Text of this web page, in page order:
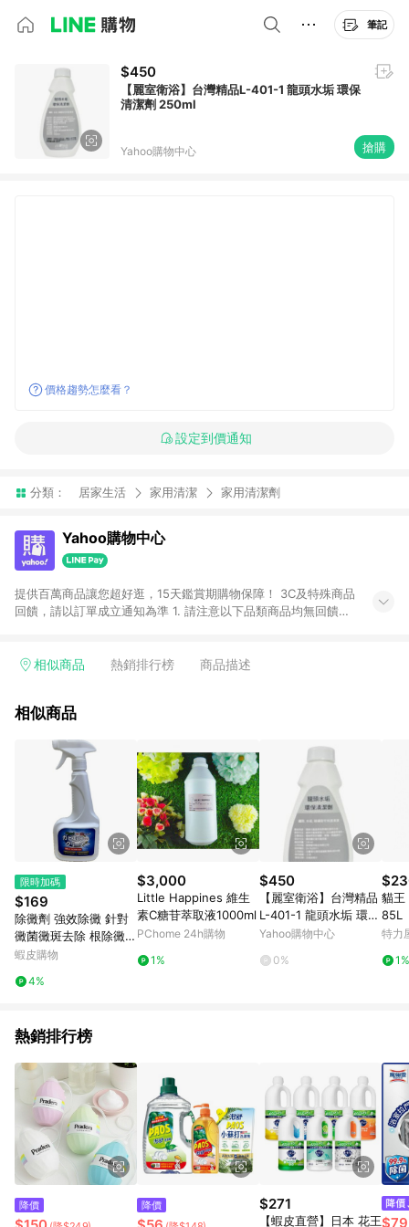
筆記
$450
【麗室衛浴】台灣精品L-401-1 龍頭水垢 環保
清潔劑 250ml
Yahoo購物中心 搶購
價格趨勢怎麼看？
設定到價通知
分類： 居家生活 家用清潔 家用清潔劑
Yahoo購物中心
提供百萬商品讓您超好逛，15天鑑賞期購物保障！ 3C及特殊商品
回饋，請以訂單成立通知為準 1. 請注意以下品類商品均無回饋：
電玩/遊戲/相機/單眼/鏡頭/拍立得 [2024/6/1起適用] -內接硬
的購回饋活動享Yahoo超贈點回饋者 - 購物中心商店之商品：商
3. 訂單回饋金額將扣除運費/購物金/超贈點/福利金/紅利折抵/折
價券等虛擬貨幣折抵 4. 大宗採購或批發轉賣不具回饋資格： 如
有相關事證認定您為大宗採購、批發轉賣而非最終消費使用者，
相關認定以Yahoo購物中心之認定為準
相似商品 熱銷排行榜 商品描述
相似商品
限時加碼
$169
除黴劑 強效除黴 針對
黴菌黴斑去除 根除黴菌
黴斑
蝦皮購物
4%
$3,000
Little Happines 維生
素C糖苷萃取液1000ml
PChome 24h購物
1%
$450
【麗室衛浴】台灣精品
L-401-1 龍頭水垢 環保
清潔劑 250ml
Yahoo購物中心
0%
貓王
85L
特力
1%
熱銷排行榜
降價 降價 $271
【蝦皮直營】日本 花王$79